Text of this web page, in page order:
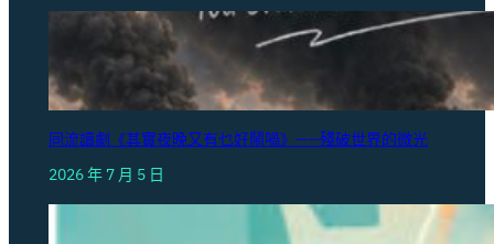
同流讀劇《其實夜晚又有乜好鬧喎》——殘破世界的微光
2026 年 7 月 5 日